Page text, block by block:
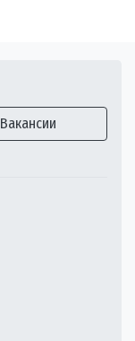
Вакансии